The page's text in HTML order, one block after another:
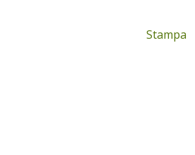
Stampa